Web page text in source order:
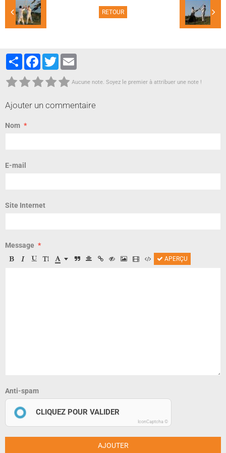
RETOUR
PartagerFacebook
Twitter
Aucune note. Soyez le premier à attribuer une note !
Ajouter un commentaire
Nom
E-mail
Site Internet
Message
APERÇU
Anti-spam
CLIQUEZ POUR VALIDER
IconCaptcha ©
AJOUTER